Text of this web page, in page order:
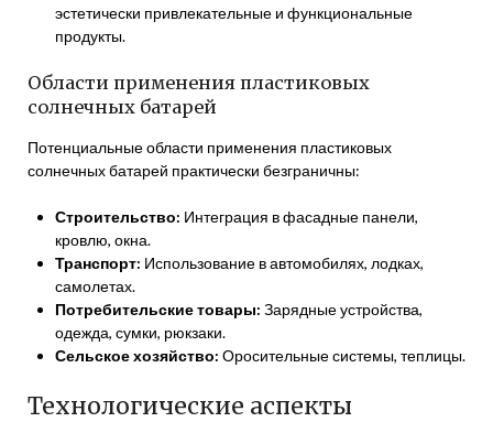
эстетически привлекательные и функциональные
продукты.
Области применения пластиковых
солнечных батарей
Потенциальные области применения пластиковых
солнечных батарей практически безграничны:
Строительство: Интеграция в фасадные панели,
кровлю, окна.
Транспорт: Использование в автомобилях, лодках,
самолетах.
Потребительские товары: Зарядные устройства,
одежда, сумки, рюкзаки.
Сельское хозяйство: Оросительные системы, теплицы.
Технологические аспекты